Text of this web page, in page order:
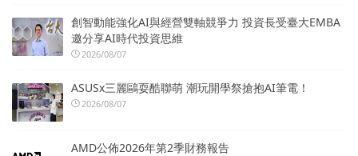
創智動能強化AI與經營雙軸競爭力 投資長受臺大EMBA
邀分享AI時代投資思維
2026/08/07
ASUSx三麗鷗耍酷聯萌 潮玩開學祭搶抱AI筆電！
2026/08/07
AMD公佈2026年第2季財務報告